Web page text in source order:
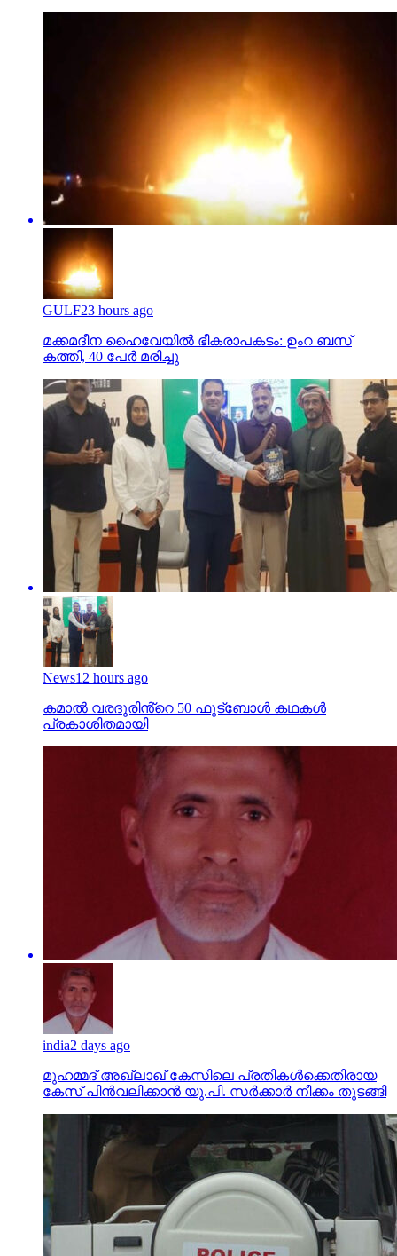
GULF23 hours ago
മക്കമദീന ഹൈവേയില്‍ ഭീകരാപകടം: ഉംറ ബസ്
കത്തി, 40 പേര്‍ മരിച്ചു
News12 hours ago
കമാൽ വരദൂരിൻ്റെ 50 ഫുട്ബോൾ കഥകൾ
പ്രകാശിതമായി
india2 days ago
മുഹമ്മദ് അഖ്‌ലാഖ് കേസിലെ പ്രതികള്‍ക്കെതിരായ
കേസ് പിന്‍വലിക്കാന്‍ യു.പി. സര്‍ക്കാര്‍ നീക്കം തുടങ്ങി